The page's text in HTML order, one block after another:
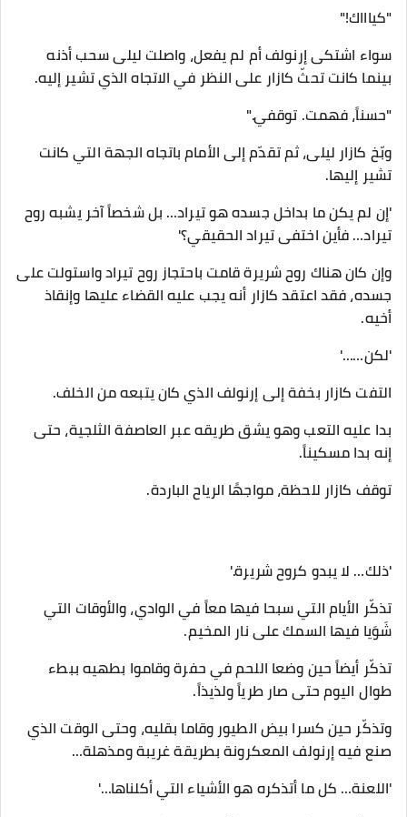
"كياااك!"
سواء اشتكى إرنولف أم لم يفعل، واصلت ليلى سحب أذنه
بينما كانت تحثّ كازار على النظر في الاتجاه الذي تشير إليه.
"حسناً، فهمت. توقفي."
وبّخ كازار ليلى، ثم تقدّم إلى الأمام باتجاه الجهة التي كانت
تشير إليها.
'إن لم يكن ما بداخل جسده هو تيراد… بل شخصاً آخر يشبه روح
تيراد… فأين اختفى تيراد الحقيقي؟'
وإن كان هناك روح شريرة قامت باحتجاز روح تيراد واستولت على
جسده، فقد اعتقد كازار أنه يجب عليه القضاء عليها وإنقاذ
أخيه.
'لكن……'
التفت كازار بخفة إلى إرنولف الذي كان يتبعه من الخلف.
بدا عليه التعب وهو يشق طريقه عبر العاصفة الثلجية، حتى
إنه بدا مسكيناً.
توقف كازار للحظة، مواجهًا الرياح الباردة.
'ذلك… لا يبدو كروح شريرة.'
تذكّر الأيام التي سبحا فيها معاً في الوادي، والأوقات التي
شَوَيا فيها السمك على نار المخيم.
تذكّر أيضاً حين وضعا اللحم في حفرة وقاموا بطهيه ببطء
طوال اليوم حتى صار طرياً ولذيذاً.
وتذكّر حين كسرا بيض الطيور وقاما بقليه، وحتى الوقت الذي
صنع فيه إرنولف المعكرونة بطريقة غريبة ومذهلة…
'اللعنة… كل ما أتذكره هو الأشياء التي أكلناها…'